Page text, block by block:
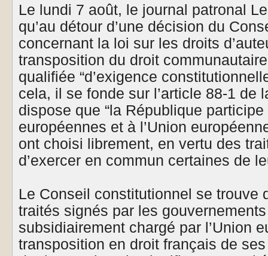
Le lundi 7 août, le journal patronal
qu’au détour d’une décision du
concernant la loi sur les droits
transposition du droit
qualifiée “d’exigence
cela, il se fonde sur l’article 88-1 de
dispose que “la République
européennes et à l’Union
ont choisi librement, en vertu des
d’exercer en commun certaines de
Le Conseil constitutionnel se
traités signés par les
subsidiairement chargé par l’Union
transposition en droit français de ses